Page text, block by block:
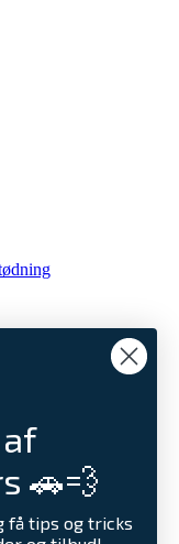
🚗💨
få tips og tricks